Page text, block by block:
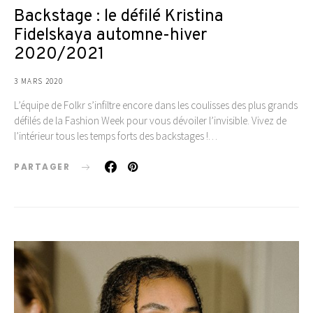
Backstage : le défilé Kristina
Fidelskaya automne-hiver
2020/2021
3 MARS 2020
L’équipe de Folkr s’infiltre encore dans les coulisses des plus grands
défilés de la Fashion Week pour vous dévoiler l’invisible. Vivez de
l’intérieur tous les temps forts des backstages !…
PARTAGER